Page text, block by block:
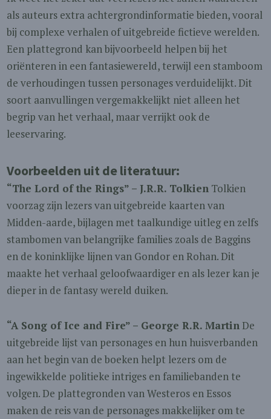
als auteurs extra achtergrondinformatie bieden, vooral
bij complexe verhalen of uitgebreide fictieve werelden.
Een plattegrond kan bijvoorbeeld helpen bij het
oriënteren in een fantasiewereld, terwijl een stamboom
de verhoudingen tussen personages verduidelijkt. Dit
soort aanvullingen vergemakkelijkt niet alleen het
begrip van het verhaal, maar verrijkt ook de
leeservaring.
Voorbeelden uit de literatuur:
“The Lord of the Rings” – J.R.R. Tolkien Tolkien
voorzag zijn lezers van uitgebreide kaarten van
Midden-aarde, bijlagen met taalkundige uitleg en zelfs
stambomen van belangrijke families zoals de Baggins
en de koninklijke lijnen van Gondor en Rohan. Dit
maakte het verhaal geloofwaardiger en als lezer kan je
dieper in de fantasy wereld duiken.
“A Song of Ice and Fire” – George R.R. Martin De
uitgebreide lijst van personages en hun huisverbanden
aan het begin van de boeken helpt lezers om de
ingewikkelde politieke intriges en familiebanden te
volgen. De plattegronden van Westeros en Essos
maken de reis van de personages makkelijker om te